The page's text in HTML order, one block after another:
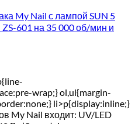
My Nail с лампой SUN 5
601 на 35 000 об/мин и
wrap;} ol,ul{margin-
li>p{display:inline;}
My Nail входит: UV/LED